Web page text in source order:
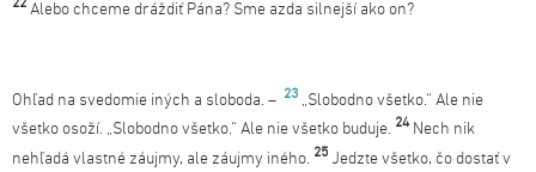
22 Alebo chceme dráždiť Pána? Sme azda silnejší ako on?
Ohľad na svedomie iných a sloboda. – 23 „Slobodno všetko.“ Ale nie
všetko osoží. „Slobodno všetko.“ Ale nie všetko buduje. 24 Nech nik
nehľadá vlastné záujmy, ale záujmy iného. 25 Jedzte všetko, čo dostať v